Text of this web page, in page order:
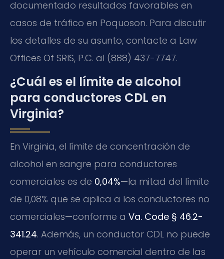
documentado resultados favorables en
casos de tráfico en Poquoson. Para discutir
los detalles de su asunto, contacte a Law
Offices Of SRIS, P.C. al (888) 437-7747.
¿Cuál es el límite de alcohol
para conductores CDL en
Virginia?
En Virginia, el límite de concentración de
alcohol en sangre para conductores
comerciales es de 0,04%—la mitad del límite
de 0,08% que se aplica a los conductores no
comerciales—conforme a Va. Code § 46.2-
341.24. Además, un conductor CDL no puede
operar un vehículo comercial dentro de las